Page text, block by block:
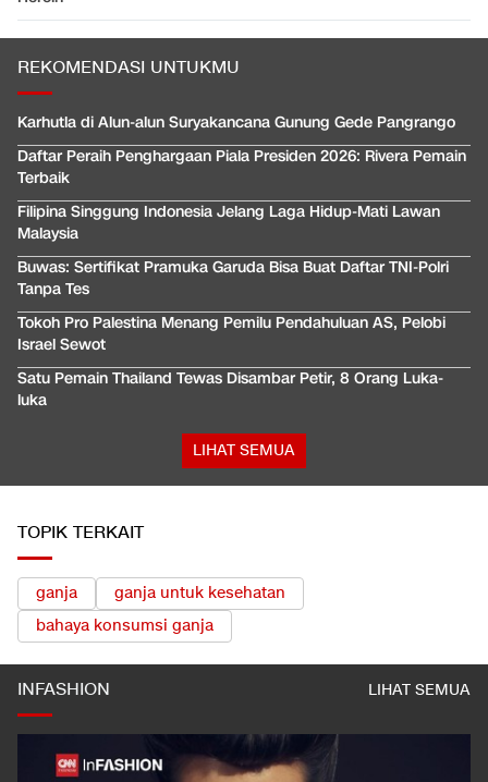
REKOMENDASI UNTUKMU
Karhutla di Alun-alun Suryakancana Gunung Gede Pangrango
Daftar Peraih Penghargaan Piala Presiden 2026: Rivera Pemain
Terbaik
Filipina Singgung Indonesia Jelang Laga Hidup-Mati Lawan
Malaysia
Buwas: Sertifikat Pramuka Garuda Bisa Buat Daftar TNI-Polri
Tanpa Tes
Tokoh Pro Palestina Menang Pemilu Pendahuluan AS, Pelobi
Israel Sewot
Satu Pemain Thailand Tewas Disambar Petir, 8 Orang Luka-
luka
LIHAT SEMUA
TOPIK TERKAIT
ganja
ganja untuk kesehatan
bahaya konsumsi ganja
INFASHION LIHAT SEMUA